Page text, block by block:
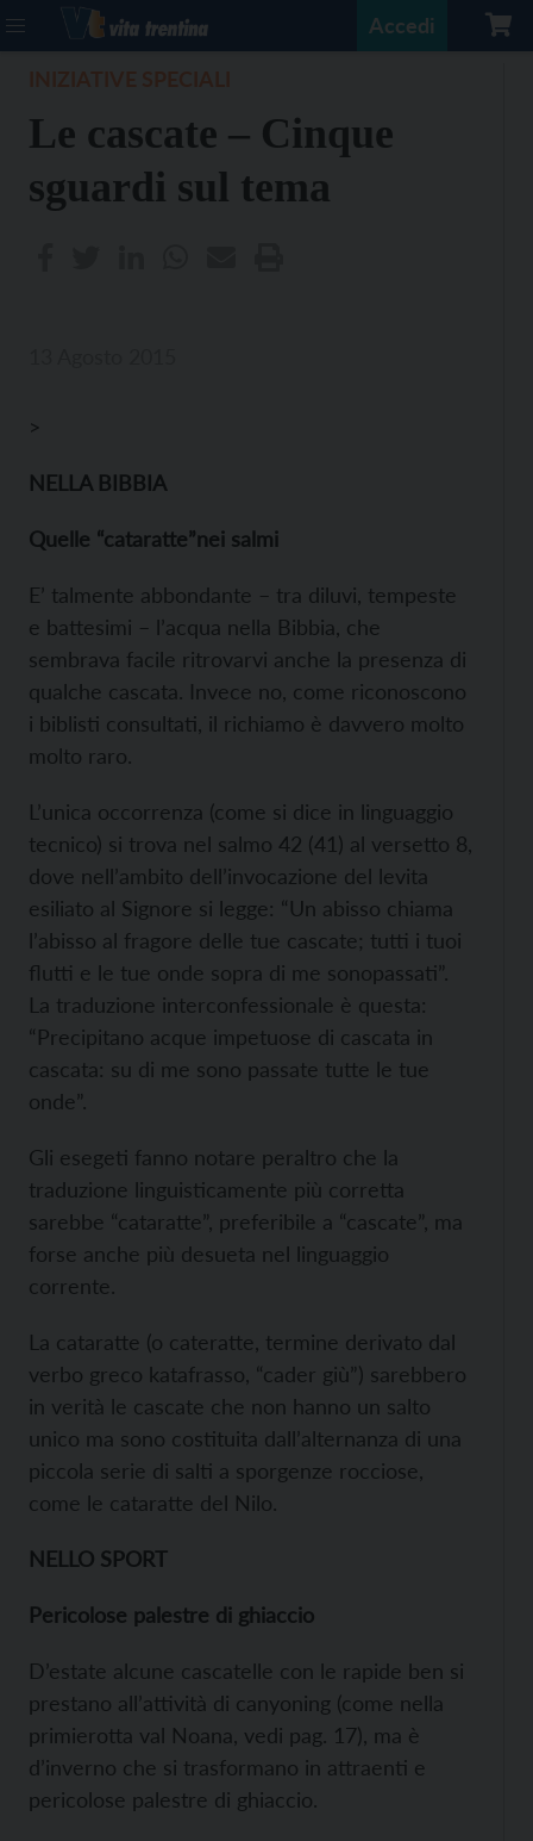
Accedi
Le cascate – Cinque
sguardi sul tema
>
NELLA BIBBIA
Quelle “cataratte”nei salmi
E’ talmente abbondante – tra diluvi, tempeste
e battesimi – l’acqua nella Bibbia, che
sembrava facile ritrovarvi anche la presenza di
qualche cascata. Invece no, come riconoscono
i biblisti consultati, il richiamo è davvero molto
molto raro.
L’unica occorrenza (come si dice in linguaggio
tecnico) si trova nel salmo 42 (41) al versetto 8,
dove nell’ambito dell’invocazione del levita
esiliato al Signore si legge: “Un abisso chiama
l’abisso al fragore delle tue cascate; tutti i tuoi
flutti e le tue onde sopra di me sonopassati”.
La traduzione interconfessionale è questa:
“Precipitano acque impetuose di cascata in
cascata: su di me sono passate tutte le tue
onde”.
Gli esegeti fanno notare peraltro che la
traduzione linguisticamente più corretta
sarebbe “cataratte”, preferibile a “cascate”, ma
forse anche più desueta nel linguaggio
corrente.
La cataratte (o cateratte, termine derivato dal
verbo greco katafrasso, “cader giù”) sarebbero
in verità le cascate che non hanno un salto
unico ma sono costituita dall’alternanza di una
piccola serie di salti a sporgenze rocciose,
come le cataratte del Nilo.
NELLO SPORT
Pericolose palestre di ghiaccio
D’estate alcune cascatelle con le rapide ben si
prestano all’attività di canyoning (come nella
primierotta val Noana, vedi pag. 17), ma è
d’inverno che si trasformano in attraenti e
pericolose palestre di ghiaccio.